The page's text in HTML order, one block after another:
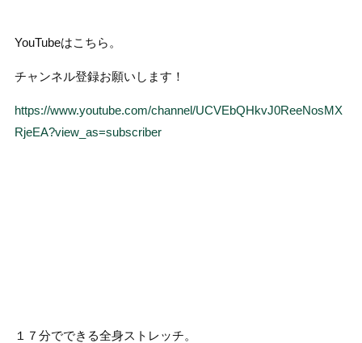
YouTubeはこちら。
チャンネル登録お願いします！
https://www.youtube.com/channel/UCVEbQHkvJ0ReeNosMX
RjeEA?view_as=subscriber
１７分でできる全身ストレッチ。